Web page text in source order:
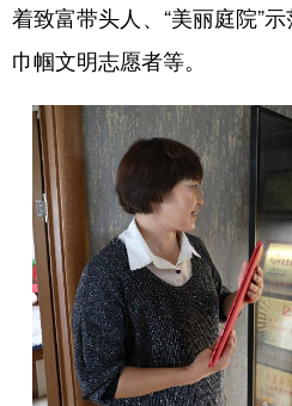
公益 一带一路
地方频道
北京 天津
辽宁 吉林
浙江 安徽
山东 河南
着致富带头人、“美丽庭院”
巾帼文明志愿者等。